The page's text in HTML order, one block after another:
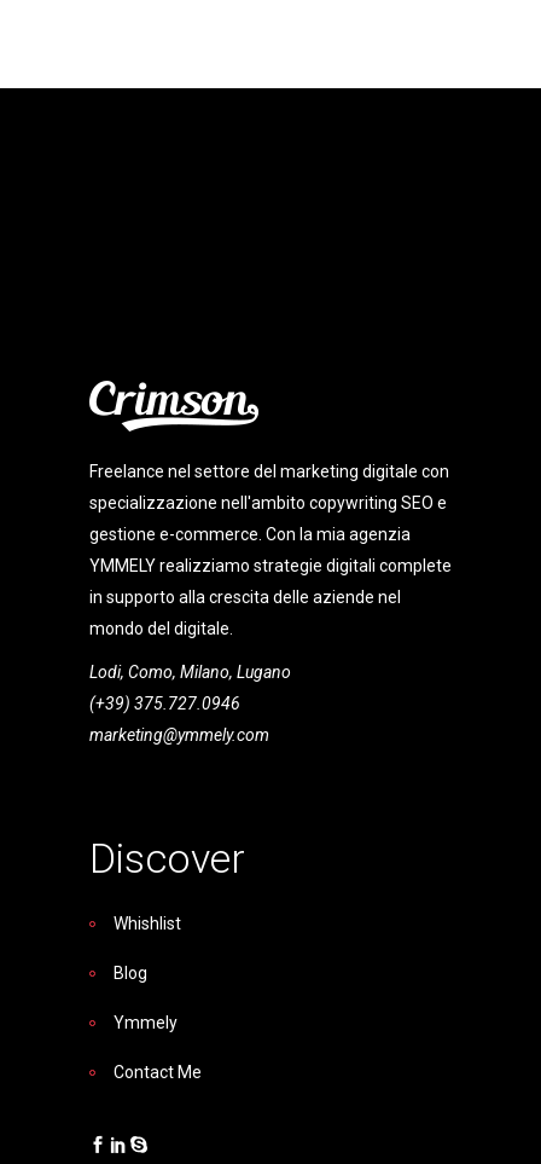
Freelance nel settore del marketing digitale con
specializzazione nell'ambito copywriting SEO e
gestione e-commerce. Con la mia agenzia
YMMELY realizziamo strategie digitali complete
in supporto alla crescita delle aziende nel
mondo del digitale.
Lodi, Como, Milano, Lugano
(+39) 375.727.0946
marketing@ymmely.com
Discover
Whishlist
Blog
Ymmely
Contact Me